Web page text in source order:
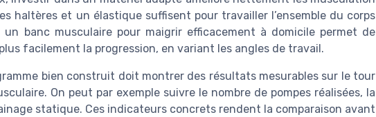
haltères et un élastique suffisent pour travailler l’ensemble du corps
banc musculaire pour maigrir efficacement à domicile permet de
facilement la progression, en variant les angles de travail.
bien construit doit montrer des résultats mesurables sur le tour
On peut par exemple suivre le nombre de pompes réalisées, la
statique. Ces indicateurs concrets rendent la comparaison avant